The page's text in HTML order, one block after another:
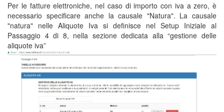
Per le fatture elettroniche, nel caso di importo con iva a zero, è
necessario specificare anche la causale "Natura". La causale
"natura" nelle Aliquote Iva si definisce nel Setup Iniziale al
Passaggio 4 di 8, nella sezione dedicata alla “gestione delle
aliquote iva”